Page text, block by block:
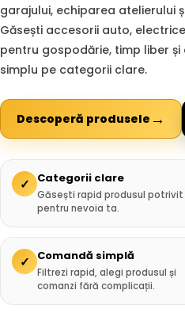
garajului, echiparea atelierului
Găsești accesorii auto,
pentru gospodărie, timp liber
simplu pe categorii clare.
Descoperă produsele →
✓ Categorii clare
Găsești rapid produsul potrivit
pentru nevoia ta.
✓ Comandă simplă
Filtrezi rapid, alegi produsul și
comanzi fără complicații.